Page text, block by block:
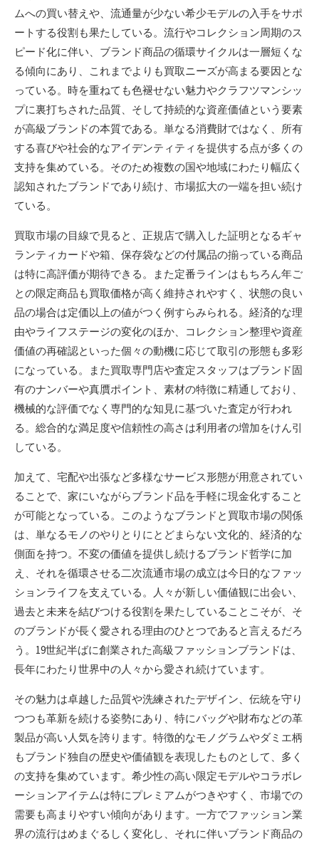
ムへの買い替えや、流通量が少ない希少モデルの入手をサポ
ートする役割も果たしている。流行やコレクション周期のス
ピード化に伴い、ブランド商品の循環サイクルは一層短くな
る傾向にあり、これまでよりも買取ニーズが高まる要因とな
っている。時を重ねても色褪せない魅力やクラフツマンシッ
プに裏打ちされた品質、そして持続的な資産価値という要素
が高級ブランドの本質である。単なる消費財ではなく、所有
する喜びや社会的なアイデンティティを提供する点が多くの
支持を集めている。そのため複数の国や地域にわたり幅広く
認知されたブランドであり続け、市場拡大の一端を担い続け
ている。
買取市場の目線で見ると、正規店で購入した証明となるギャ
ランティカードや箱、保存袋などの付属品の揃っている商品
は特に高評価が期待できる。また定番ラインはもちろん年ご
との限定商品も買取価格が高く維持されやすく、状態の良い
品の場合は定価以上の値がつく例すらみられる。経済的な理
由やライフステージの変化のほか、コレクション整理や資産
価値の再確認といった個々の動機に応じて取引の形態も多彩
になっている。また買取専門店や査定スタッフはブランド固
有のナンバーや真贋ポイント、素材の特徴に精通しており、
機械的な評価でなく専門的な知見に基づいた査定が行われ
る。総合的な満足度や信頼性の高さは利用者の増加をけん引
している。
加えて、宅配や出張など多様なサービス形態が用意されてい
ることで、家にいながらブランド品を手軽に現金化すること
が可能となっている。このようなブランドと買取市場の関係
は、単なるモノのやりとりにとどまらない文化的、経済的な
側面を持つ。不変の価値を提供し続けるブランド哲学に加
え、それを循環させる二次流通市場の成立は今日的なファッ
ションライフを支えている。人々が新しい価値観に出会い、
過去と未来を結びつける役割を果たしていることこそが、そ
のブランドが長く愛される理由のひとつであると言えるだろ
う。19世紀半ばに創業された高級ファッションブランドは、
長年にわたり世界中の人々から愛され続けています。
その魅力は卓越した品質や洗練されたデザイン、伝統を守り
つつも革新を続ける姿勢にあり、特にバッグや財布などの革
製品が高い人気を誇ります。特徴的なモノグラムやダミエ柄
もブランド独自の歴史や価値観を表現したものとして、多く
の支持を集めています。希少性の高い限定モデルやコラボレ
ーションアイテムは特にプレミアムがつきやすく、市場での
需要も高まりやすい傾向があります。一方でファッション業
界の流行はめまぐるしく変化し、それに伴いブランド商品の